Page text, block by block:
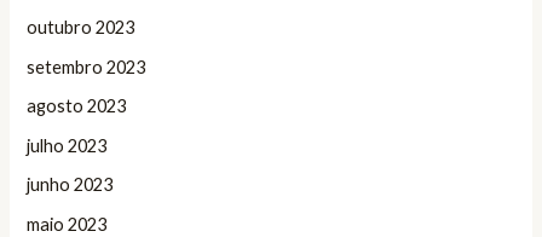
outubro 2023
setembro 2023
agosto 2023
julho 2023
junho 2023
maio 2023